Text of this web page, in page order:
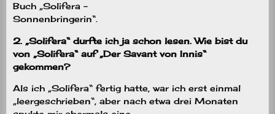
Buch „Solifera –
Sonnenbringerin“.
2. „Solifera“ durfte ich ja schon lesen. Wie bist du
von „Solifera“ auf „Der Savant von Innis“
gekommen?
Als ich „Solifera“ fertig hatte, war ich erst einmal
„leergeschrieben“, aber nach etwa drei Monaten